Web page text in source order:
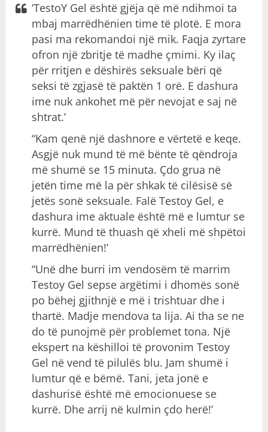
‘TestoY Gel është gjëja që më ndihmoi ta
mbaj marrëdhënien time të plotë. E mora
pasi ma rekomandoi një mik. Faqja zyrtare
ofron një zbritje të madhe çmimi. Ky ilaç
për rritjen e dëshirës seksuale bëri që
seksi të zgjasë të paktën 1 orë. E dashura
ime nuk ankohet më për nevojat e saj në
shtrat.’
“Kam qenë një dashnore e vërtetë e keqe.
Asgjë nuk mund të më bënte të qëndroja
më shumë se 15 minuta. Çdo grua në
jetën time më la për shkak të cilësisë së
jetës sonë seksuale. Falë Testoy Gel, e
dashura ime aktuale është më e lumtur se
kurrë. Mund të thuash që xheli më shpëtoi
marrëdhënien!’
“Unë dhe burri im vendosëm të marrim
Testoy Gel sepse argëtimi i dhomës sonë
po bëhej gjithnjë e më i trishtuar dhe i
thartë. Madje mendova ta lija. Ai tha se ne
do të punojmë për problemet tona. Një
ekspert na këshilloi të provonim Testoy
Gel në vend të pilulës blu. Jam shumë i
lumtur që e bëmë. Tani, jeta jonë e
dashurisë është më emocionuese se
kurrë. Dhe arrij në kulmin çdo herë!’